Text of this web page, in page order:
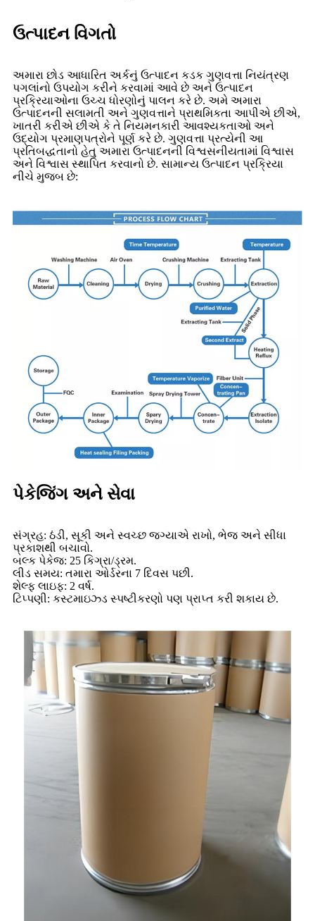
ઉત્પાદન વિગતો
અમારા છોડ આધારિત અર્કનું ઉત્પાદન કડક ગુણવત્તા નિયંત્રણ
પગલાંનો ઉપયોગ કરીને કરવામાં આવે છે અને ઉત્પાદન
પ્રક્રિયાઓના ઉચ્ચ ધોરણોનું પાલન કરે છે. અમે અમારા
ઉત્પાદનની સલામતી અને ગુણવત્તાને પ્રાથમિકતા આપીએ છીએ,
ખાતરી કરીએ છીએ કે તે નિયમનકારી આવશ્યકતાઓ અને
ઉદ્યોગ પ્રમાણપત્રોને પૂર્ણ કરે છે. ગુણવત્તા પ્રત્યેની આ
પ્રતિબદ્ધતાનો હેતુ અમારા ઉત્પાદનની વિશ્વસનીયતામાં વિશ્વાસ
અને વિશ્વાસ સ્થાપિત કરવાનો છે. સામાન્ય ઉત્પાદન પ્રક્રિયા
નીચે મુજબ છે:
પેકેજિંગ અને સેવા
સંગ્રહ: ઠંડી, સૂકી અને સ્વચ્છ જગ્યાએ રાખો, ભેજ અને સીધા
પ્રકાશથી બચાવો.
બલ્ક પેકેજ: 25 કિગ્રા/ડ્રમ.
લીડ સમય: તમારા ઓર્ડરના 7 દિવસ પછી.
શેલ્ફ લાઇફ: 2 વર્ષ.
ટિપ્પણી: કસ્ટમાઇઝ્ડ સ્પષ્ટીકરણો પણ પ્રાપ્ત કરી શકાય છે.